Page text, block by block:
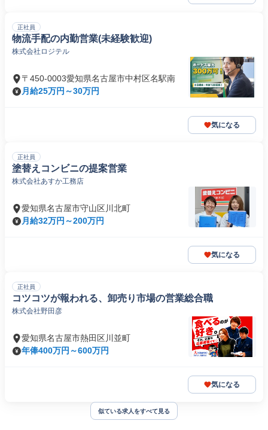
正社員
物流手配の内勤営業(未経験歓迎)
株式会社ロジテル
〒450-0003愛知県名古屋市中村区名駅南
月給25万円～30万円
気になる
正社員
塗替えコンビニの提案営業
株式会社あすか工務店
愛知県名古屋市守山区川北町
月給32万円～200万円
気になる
正社員
コツコツが報われる、卸売り市場の営業総合職
株式会社野田彦
愛知県名古屋市熱田区川並町
年俸400万円～600万円
気になる
似ている求人をすべて見る